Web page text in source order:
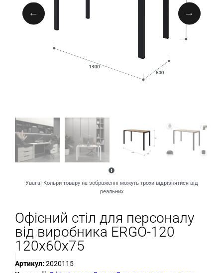
Увага! Кольри товару на зображенні можуть трохи відрізнятися від
реальних
Офісний стіл для персоналу
від виробника ERGO-120
120х60х75
Артикул: 2020115